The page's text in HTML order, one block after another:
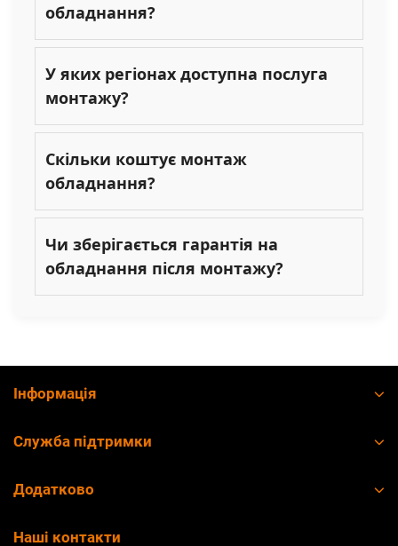
обладнання?
У яких регіонах доступна послуга
монтажу?
Скільки коштує монтаж
обладнання?
Чи зберігається гарантія на
обладнання після монтажу?
Інформація
Служба підтримки
Додатково
Наші контакти